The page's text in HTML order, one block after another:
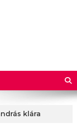
klára